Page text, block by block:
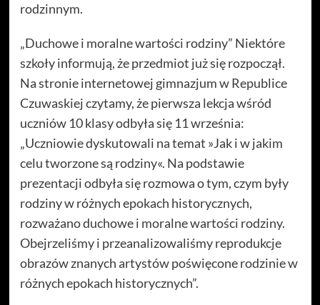
rodzinnym.
„Duchowe i moralne wartości rodziny” Niektóre
szkoły informują, że przedmiot już się rozpoczął.
Na stronie internetowej gimnazjum w Republice
Czuwaskiej czytamy, że pierwsza lekcja wśród
uczniów 10 klasy odbyła się 11 września:
„Uczniowie dyskutowali na temat »Jak i w jakim
celu tworzone są rodziny«. Na podstawie
prezentacji odbyła się rozmowa o tym, czym były
rodziny w różnych epokach historycznych,
rozważano duchowe i moralne wartości rodziny.
Obejrzeliśmy i przeanalizowaliśmy reprodukcje
obrazów znanych artystów poświęcone rodzinie w
różnych epokach historycznych”.